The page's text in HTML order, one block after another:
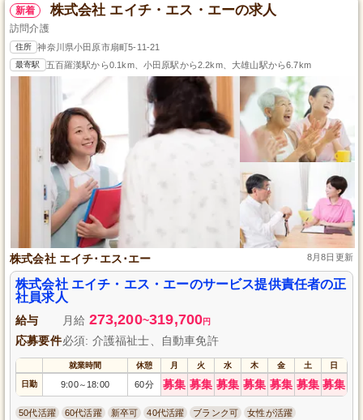
新着 株式会社 エイチ・エス・エーの求人
訪問介護
住所 神奈川県小田原市扇町5-11-21
最寄駅 五百羅漢駅から0.1km、小田原駅から2.2km、大雄山駅から6.7km
株式会社 エイチ･エス･エー 8月8日更新
株式会社 エイチ・エス・エーのサービス提供責任者の正
社員求人
給与 月給 273,200~319,700円
応募要件必須: 介護福祉士、自動車免許
就業時間 休憩 月 火 水 木 金 土 日
日勤 9:00～ 18:00 60分 募集 募集 募集 募集 募集 募集 募集
50代活躍 60代活躍 新卒可 40代活躍 ブランク可 女性が活躍